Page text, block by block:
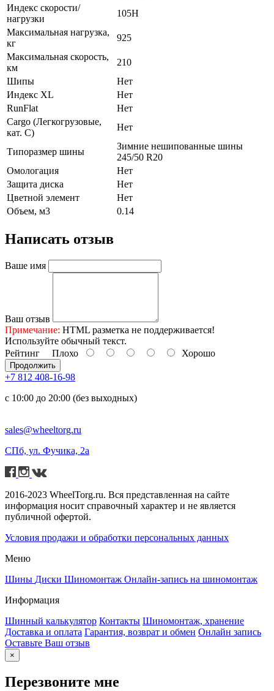
Индекс скорости/
нагрузки
105H
Максимальная нагрузка,
кг
925
Максимальная скорость,
км
210
Шипы
Нет
Индекс XL
Нет
RunFlat
Нет
Cargo (Легкогрузовые,
кат. С)
Нет
Типоразмер шины
Зимние нешипованные шины
245/50 R20
Омологация
Нет
Защита диска
Нет
Цветной элемент
Нет
Объем, м3
0.14
Написать отзыв
Ваше имя
Ваш отзыв
Примечание: HTML разметка не поддерживается!
Используйте обычный текст.
Рейтинг Плохо Хорошо
Продолжить
+7 812 408-16-98
с 10:00 до 20:00 (без выходных)
sales@wheeltorg.ru
СПб, ул. Фучика, 2а
2016-2023 WheelTorg.ru. Вся представленная на сайте
информация носит справочный характер и не является
публичной офертой.
Условия продажи и обработки персональных данных
Меню
Шины Диски Шиномонтаж Онлайн-запись на шиномонтаж
Информация
Шинный калькулятор Контакты Шиномонтаж, хранение
Доставка и оплата Гарантия, возврат и обмен Онлайн запись
Оставьте Ваш отзыв
×
Перезвоните мне